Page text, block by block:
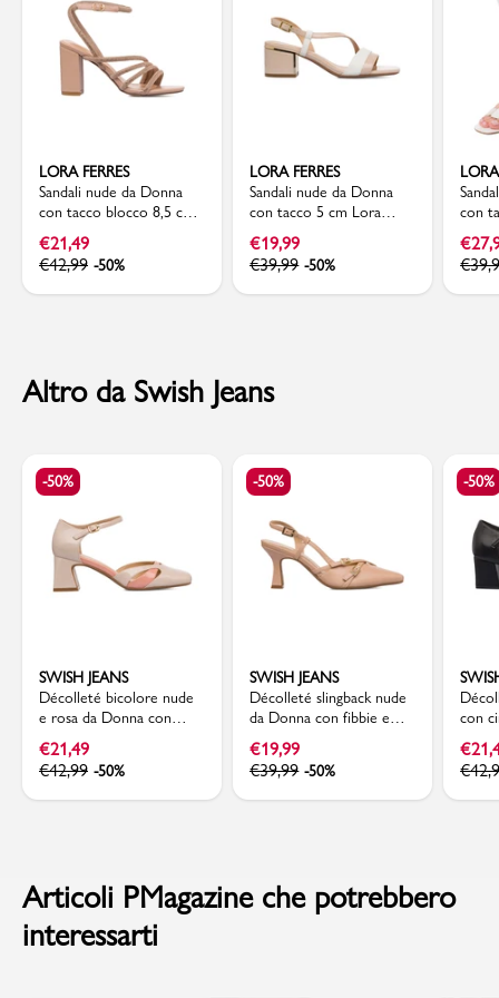
LORA FERRES
Sandali nude da Donna
con tacco blocco 8,5 cm
e dettagli strass Lora
Ferres
€21,49
€42,99 -50%
LORA FERRES
Sandali nude da Donna
con tacco 5 cm Lora
Ferres
€19,99
€39,99 -50%
con
Ferres
€
€
Altro da Swish Jeans
-50%
SWISH JEANS
Décolleté bicolore nude
e rosa da Donna con
tacco campana 6 cm
Swish Jeans
€21,49
€42,99 -50%
-50%
SWISH JEANS
Décolleté slingback nude
da Donna con fibbie e
tacco a rocchetto 7,5 cm
Swish Jeans
€19,99
€39,99 -50%
-50%
con
e
Jeans
€
€
Articoli PMagazine che potrebbero
interessarti